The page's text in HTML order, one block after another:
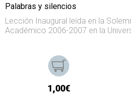
Palabras y silencios
Lección Inaugural leída en la
Académico 2006-2007 en la
1,00€